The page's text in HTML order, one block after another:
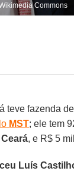
Commons
teve fazenda
MST; ele tem
Ceará, e R$ 5
Luís